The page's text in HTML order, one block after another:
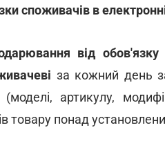
споживачів в
від
за кожний день
(моделі, артикулу,
товару понад